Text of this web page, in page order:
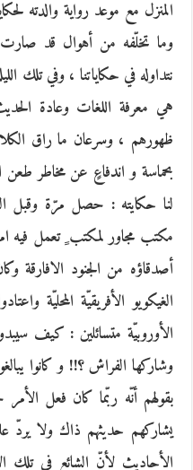
المنزل مع موعد رواية والدته
وما تخلّفه من أهوال قد صارت
نتداوله في حكاياتنا ، وفي تلك
هي معرفة اللغات وعادة
ظهورهم ، وسرعان ما راق
بحماسة و اندفاعٍ عن مخاطر طعن
لنا حكايته : حصل مرّة وقبل
مكتب مجاور لمكتب ٍ تعمل فيه
أصدقاؤه من الجنود الافارقة
الغيكويو الأفريقيّة المحليّة
الأوروبيّة متسائلين : كيف
وشاركها الفراش ؟!! و كانوا
بقولهم أنّه ربّما كان فعل
يشاركهم حديثهم ذاك ولا يردّ
الأحاديث لأنّ الشائع في تلك